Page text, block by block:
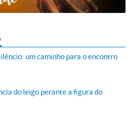
um caminho para o encontro
do leigo perante a figura do